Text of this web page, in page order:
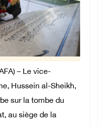
– Le vice-
Hussein al-Sheikh,
sur la tombe du
au siège de la